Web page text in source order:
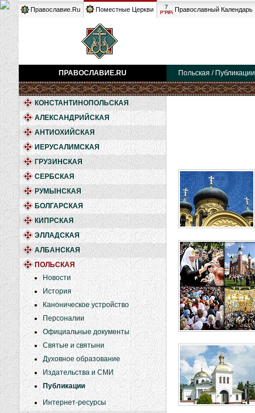
Православие.Ru Поместные Церкви 7
Р°РІРі Православный Календарь
ПРАВОСЛАВИЕ.RU Польская / Публикации
КОНСТАНТИНОПОЛЬСКАЯ
АЛЕКСАНДРИЙСКАЯ
АНТИОХИЙСКАЯ
ИЕРУСАЛИМСКАЯ
ГРУЗИНСКАЯ
СЕРБСКАЯ
РУМЫНСКАЯ
БОЛГАРСКАЯ
КИПРСКАЯ
ЭЛЛАДСКАЯ
АЛБАНСКАЯ
ПОЛЬСКАЯ
Новости
История
Каноническое устройство
Персоналии
Официальные документы
Святые и святыни
Духовное образование
Издательства и СМИ
Публикации
Интернет-ресурсы